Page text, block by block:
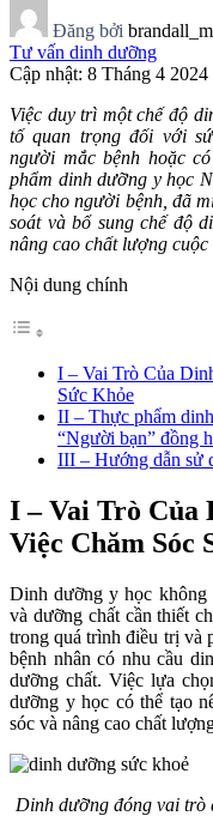
Đăng bởi
Tư vấn dinh dưỡng
Cập nhật: 8 Tháng 4 2024
Việc duy trì một chế độ
tố quan trọng đối với
người mắc bệnh hoặc
phẩm dinh dưỡng y học
học cho người bệnh, đã
soát và bổ sung chế độ
nâng cao chất lượng cuộc
Nội dung chính
I – Vai Trò Của
Sức Khỏe
II – Thực phẩm
“Người bạn” đồng
III – Hướng dẫn sử
I – Vai Trò Của
Việc Chăm Sóc
Dinh dưỡng y học không
và dưỡng chất cần thiết
trong quá trình điều trị và
bệnh nhân có nhu cầu
dưỡng chất. Việc lựa
dưỡng y học có thể tạo
sóc và nâng cao chất
Dinh dưỡng đóng vai trò